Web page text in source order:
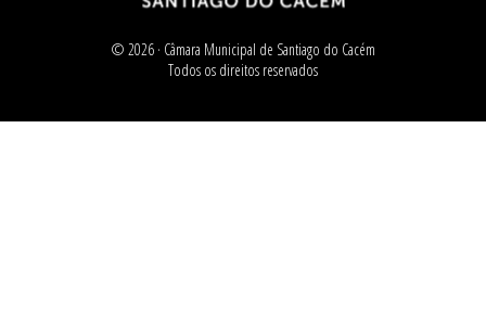
© 2026 · Câmara Municipal de Santiago do Cacém
Todos os direitos reservados